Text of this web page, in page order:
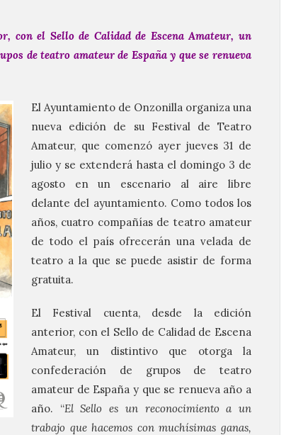
con el Sello de Calidad de Escena Amateur, un
de teatro amateur de España y que se renueva
El Ayuntamiento de Onzonilla organiza una
nueva edición de su Festival de Teatro
Amateur, que comenzó ayer jueves 31 de
julio y se extenderá hasta el domingo 3 de
agosto en un escenario al aire libre
delante del ayuntamiento. Como todos los
años, cuatro compañías de teatro amateur
de todo el país ofrecerán una velada de
teatro a la que se puede asistir de forma
gratuita.
El Festival cuenta, desde la edición
anterior, con el Sello de Calidad de Escena
Amateur, un distintivo que otorga la
confederación de grupos de teatro
amateur de España y que se renueva año a
año. “El Sello es un reconocimiento a un
trabajo que hacemos con muchísimas ganas,